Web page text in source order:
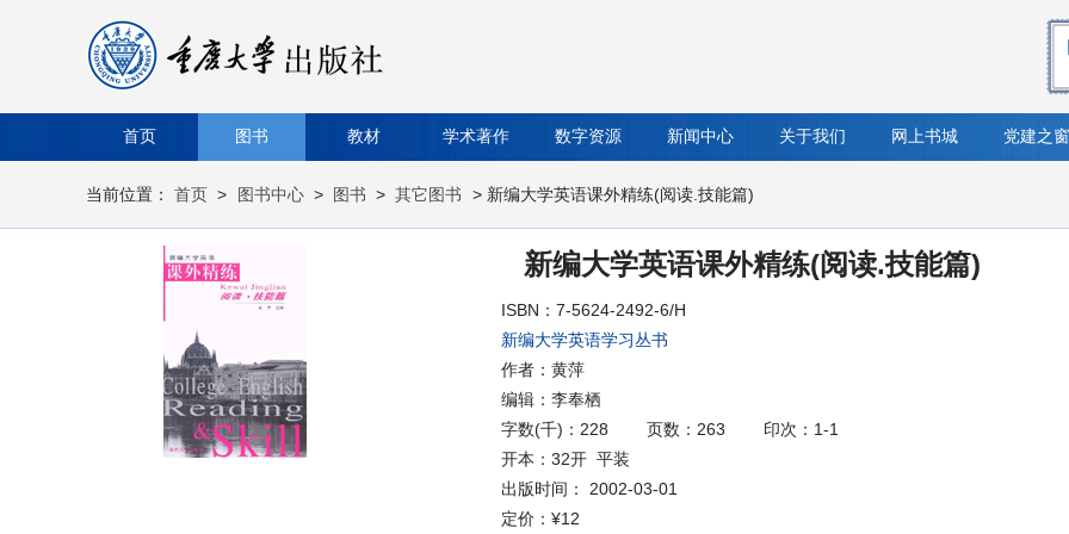
首页 图书 教材 学术著作 数字资源 新闻中心 关于我们 网上书城 党建之窗
当前位置： 首页 > 图书中心 > 图书 > 其它图书 > 新编大学英语课外精练(阅读.技能篇)
新编大学英语课外精练(阅读.技能篇)
ISBN：7-5624-2492-6/H
新编大学英语学习丛书
作者：黄萍
编辑：李奉栖
字数(千)：228
页数：263
印次：1-1
开本：32开 平装
出版时间： 2002-03-01
定价： ¥12